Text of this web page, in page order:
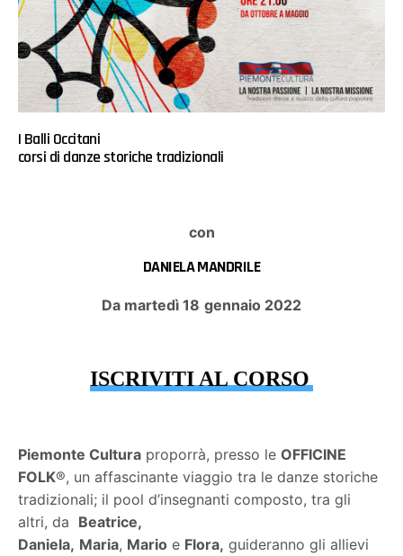
I Balli Occitani
corsi di danze storiche tradizionali
con
DANIELA MANDRILE
Da martedì 18 gennaio 2022
ISCRIVITI AL CORSO
Piemonte Cultura proporrà, presso leOFFICINE
FOLK®, un affascinante viaggio tra le danze storiche
tradizionali; il pool d’insegnanti composto, tra gli
altri, da Beatrice,
Daniela, Maria, Mario e Flora, guideranno gli allievi